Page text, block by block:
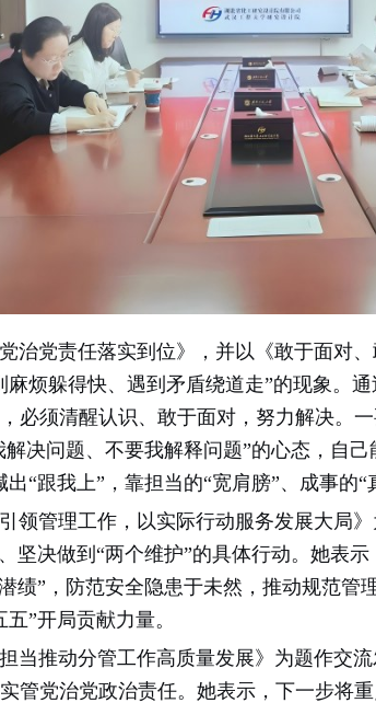
党责任落实到位》，并以《敢于面对
烦躲得快、遇到矛盾绕道走”的现象。
必须清醒认识、敢于面对，努力解决。
决问题、不要我解释问题”的心态，自
“跟我上”，靠担当的“宽肩膀”、成事的
管理工作，以实际行动服务发展大局
坚决做到“两个维护”的具体行动。她表
绩”，防范安全隐患于未然，推动规范
”开局贡献力量。
推动分管工作高质量发展》为题作交
管党治党政治责任。她表示，下一步将